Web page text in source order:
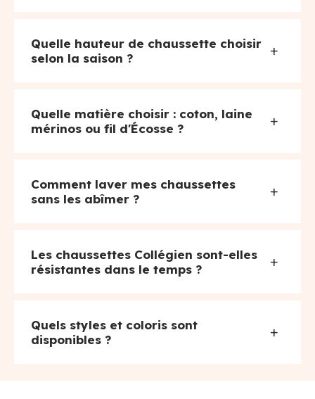
Quelle hauteur de chaussette choisir
selon la saison ?
+
Quelle matière choisir : coton, laine
mérinos ou fil d'Écosse ?
+
Comment laver mes chaussettes
sans les abîmer ?
+
Les chaussettes Collégien sont-elles
résistantes dans le temps ?
+
Quels styles et coloris sont
disponibles ?
+